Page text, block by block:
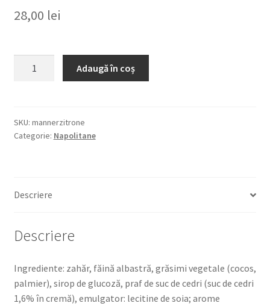
28,00 lei
NAPOLITANE
CU
Adaugă în coș
SKU: mannerzitrone
Categorie: Napolitane
Descriere
Descriere
Ingrediente: zahăr, făină albastră, grăsimi vegetale (cocos,
palmier), sirop de glucoză, praf de suc de cedri (suc de cedri
1,6% în cremă), emulgator: lecitine de soia; arome